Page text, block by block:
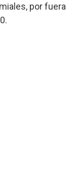
por fuera